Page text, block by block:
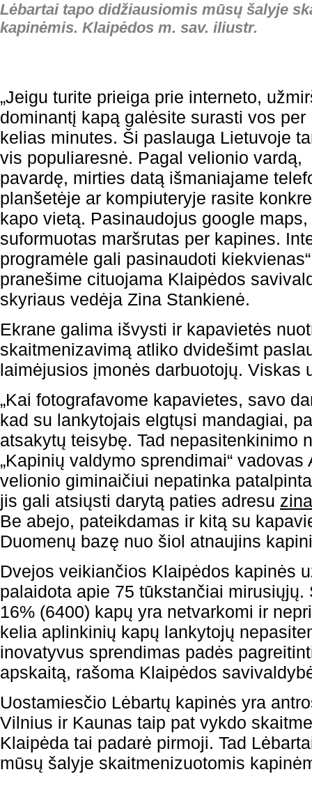
Lėbartai tapo didžiausiomis mūsų šalyje
kapinėmis. Klaipėdos m. sav. iliustr.
„Jeigu turite prieiga prie interneto,
dominantį kapą galėsite surasti vos per
kelias minutes. Ši paslauga Lietuvoje
vis populiaresnė. Pagal velionio vardą,
pavardę, mirties datą išmaniajame
planšetėje ar kompiuteryje rasite
kapo vietą. Pasinaudojus google
suformuotas maršrutas per kapines.
programėle gali pasinaudoti
pranešime cituojama Klaipėdos
skyriaus vedėja Zina Stankienė.
Ekrane galima išvysti ir kapavietės
skaitmenizavimą atliko dvidešimt
laimėjusios įmonės darbuotojų. Viskas
„Kai fotografavome kapavietes, savo
kad su lankytojais elgtųsi mandagiai,
atsakytų teisybę. Tad nepasitenkinimo
„Kapinių valdymo sprendimai“
velionio giminaičiui nepatinka
jis gali atsiųsti darytą paties adresu
Be abejo, pateikdamas ir kitą su
Duomenų bazę nuo šiol atnaujins
Dvejos veikiančios Klaipėdos kapinės
palaidota apie 75 tūkstančiai
16% (6400) kapų yra netvarkomi ir
kelia aplinkinių kapų lankytojų
inovatyvus sprendimas padės
apskaitą, rašoma Klaipėdos
Uostamiesčio Lėbartų kapinės yra
Vilnius ir Kaunas taip pat vykdo
Klaipėda tai padarė pirmoji. Tad
mūsų šalyje skaitmenizuotomis